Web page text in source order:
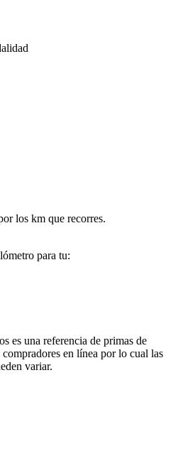
los km que recorres.
para tu:
es una referencia de primas de
en línea por lo cual las
variar.